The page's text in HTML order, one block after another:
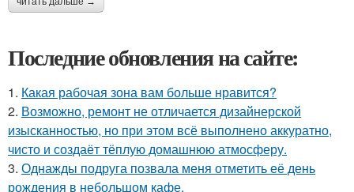
Последние обновления на сайте:
1. Какая рабочая зона вам больше нравится?
2. Возможно, ремонт не отличается дизайнерской
изысканностью, но при этом всё выполнено аккуратно,
чисто и создаёт тёплую домашнюю атмосферу.
3. Однажды подруга позвала меня отметить её день
рождения в небольшом кафе.